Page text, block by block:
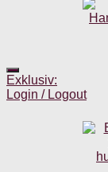
Exklusiv:
Login / Logout